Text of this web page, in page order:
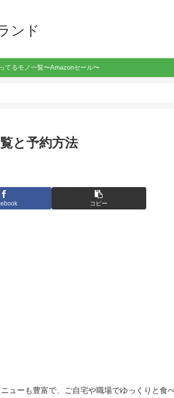
ンド
てるモノ一覧〜Amazonセール〜
と予約方法
コピー
ーも豊富で、ご自宅や職場でゆっくりと食